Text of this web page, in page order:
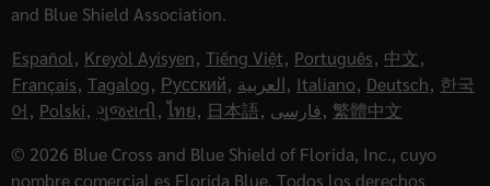
and Blue Shield Association.
Español, Kreyòl Ayisyen, Tiếng Việt, Português, 中文,
Français, Tagalog, Русский, العربية, Italiano, Deutsch, 한국
어, Polski, ગુજરાતી, ไทย, 日本語, فارسی, 繁體中文
© 2026 Blue Cross and Blue Shield of Florida, Inc., cuyo
nombre comercial es Florida Blue. Todos los derechos